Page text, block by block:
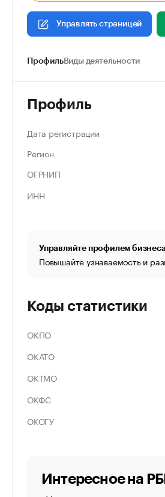
Управлять страницей
ПрофильВиды деятельности
Профиль
Дата регистрации
Регион
ОГРНИП
ИНН
Управляйте профилем
Повышайте узнаваемость и
Коды статистики
ОКПО
ОКАТО
ОКТМО
ОКФС
ОКОГУ
Интересное на